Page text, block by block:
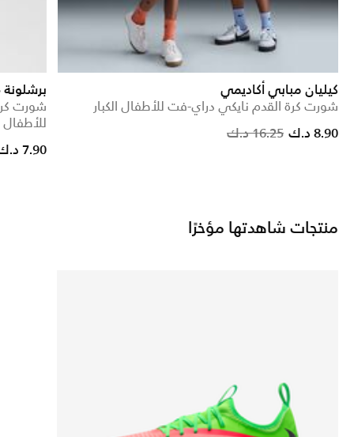
كيليان مبابي أكاديمي
شورت كرة القدم نايكي دراي-فت للأطفال الكبار
Price reduced from
16.25 د.كto 8.90 د.ك
برشلونة 2024/25 ستيديوم البديل
شورت
للأطفال
7.90 د.ك
منتجات شاهدتها مؤخرًا